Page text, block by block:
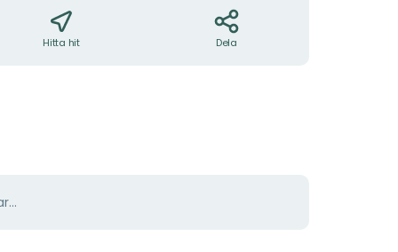
Hitta hit Dela